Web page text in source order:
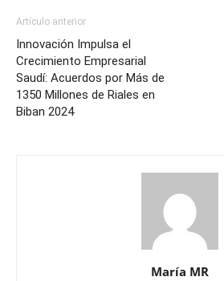
Artículo anterior
Innovación Impulsa el
Crecimiento Empresarial
Saudí: Acuerdos por Más de
1350 Millones de Riales en
Biban 2024
María MR